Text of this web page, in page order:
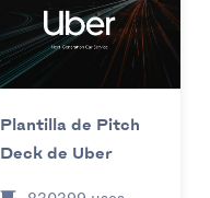
Plantilla de Pitch
Deck de Uber